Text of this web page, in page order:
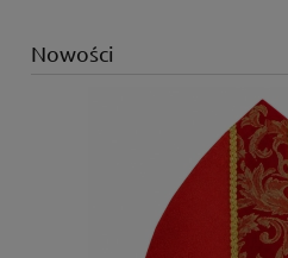
Nowości